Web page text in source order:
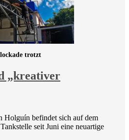
„kreativer
trotzt
Holguín befindet sich auf dem
seit Juni eine neuartige